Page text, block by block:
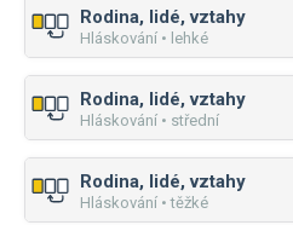
Rodina, lidé, vztahy
Hláskování • lehké
Rodina, lidé, vztahy
Hláskování • střední
Rodina, lidé, vztahy
Hláskování • těžké